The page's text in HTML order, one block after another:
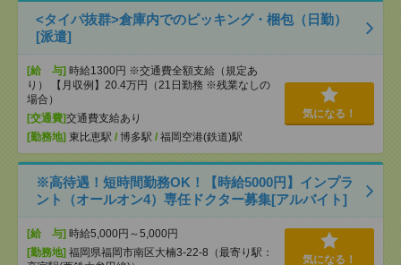
<タイパ抜群>倉庫内でのピッキング・梱包（日勤）
[派遣]
[給 与] 時給1300円 ※交通費全額支給（規定あ
り） 【月収例】20.4万円（21日勤務 ※残業なしの
場合）
[交通費]交通費支給あり
[勤務地] 東比恵駅 / 博多駅 / 福岡空港(鉄道)駅
気になる！
※高待遇！短時間勤務OK！【時給5000円】インプラ
ント（オールオン4）専任ドクター募集[アルバイト]
[給 与] 時給5,000円～5,000円
[勤務地] 福岡県福岡市南区大楠3-22-8（最寄り駅：
気になる！